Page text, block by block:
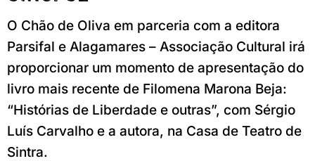
O Chão de Oliva em parceria com a editora
Parsifal e Alagamares – Associação Cultural irá
proporcionar um momento de apresentação do
livro mais recente de Filomena Marona Beja:
“Histórias de Liberdade e outras”, com Sérgio
Luís Carvalho e a autora, na Casa de Teatro de
Sintra.